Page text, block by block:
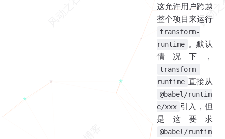
这允许用户跨越
整个项目来运行
transform-
runtime 。默认
情况下，
transform-
runtime 直接从
@babel/runtim
e/xxx 引入，但
是这要求
@babel/runtim